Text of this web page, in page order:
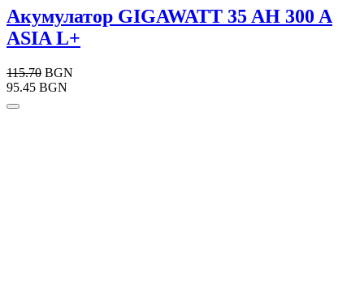
Акумулатор GIGAWATT 35 AH 300 A
ASIA L+
115.70 BGN
95.45 BGN